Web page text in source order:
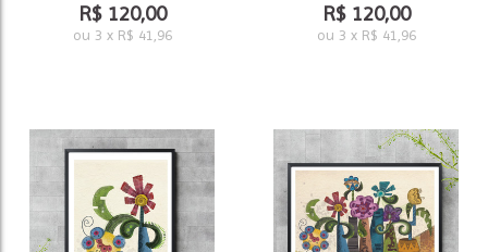
R$ 120,00
ou 3 x R$ 41,96
R$ 120,00
ou 3 x R$ 41,96